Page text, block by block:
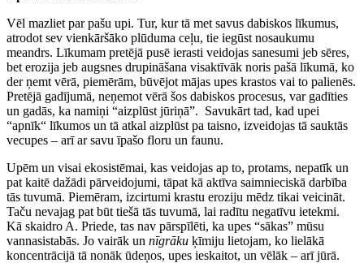
Vēl mazliet par pašu upi. Tur, kur tā met savus dabiskos līkumus,
atrodot sev vienkāršāko plūduma ceļu, tie iegūst nosaukumu
meandrs. Līkumam pretējā pusē ierasti veidojas sanesumi jeb sēres,
bet erozija jeb augsnes drupināšana visaktīvāk noris pašā līkumā, ko
der ņemt vērā, piemērām, būvējot mājas upes krastos vai to palienēs.
Pretējā gadījumā, neņemot vērā šos dabiskos procesus, var gadīties
un gadās, ka namiņi “aizplūst jūriņā”. Savukārt tad, kad upei
“apnīk“ līkumos un tā atkal aizplūst pa taisno, izveidojas tā sauktās
vecupes – arī ar savu īpašo floru un faunu.
Upēm un visai ekosistēmai, kas veidojas ap to, protams, nepatīk un
pat kaitē dažādi pārveidojumi, tāpat kā aktīva saimnieciskā darbība
tās tuvumā. Piemēram, izcirtumi krastu eroziju mēdz tikai veicināt.
Taču nevajag pat būt tiešā tās tuvumā, lai radītu negatīvu ietekmi.
Kā skaidro A. Priede, tas nav pārspīlēti, ka upes “sākas” mūsu
vannasistabās. Jo vairāk un nīgrāku ķīmiju lietojam, ko lielākā
koncentrācijā tā nonāk ūdeņos, upes ieskaitot, un vēlāk – arī jūrā.